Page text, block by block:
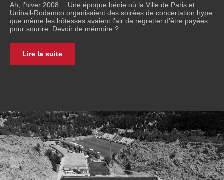
Ah, l’hiver 2008… Une époque bénie où la Ville de Paris et
Unibail-Rodamco organisaient des soirées de concertation hype
que même les hôtesses avaient l’air de regretter d’être payées
pour sourire. Devoir de mémoire ?
Lire la suite